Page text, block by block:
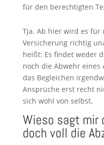
für den berechtigten
Tja. Ab hier wird es für
Versicherung richtig
heißt: Es findet weder
noch die Abwehr eines
das Begleichen
Ansprüche erst recht
sich wohl von selbst.
Wieso sagt mir
doch voll die